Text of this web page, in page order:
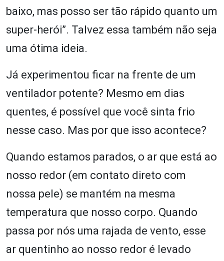
baixo, mas posso ser tão rápido quanto um
super-herói”. Talvez essa também não seja
uma ótima ideia.
Já experimentou ficar na frente de um
ventilador potente? Mesmo em dias
quentes, é possível que você sinta frio
nesse caso. Mas por que isso acontece?
Quando estamos parados, o ar que está ao
nosso redor (em contato direto com
nossa pele) se mantém na mesma
temperatura que nosso corpo. Quando
passa por nós uma rajada de vento, esse
ar quentinho ao nosso redor é levado